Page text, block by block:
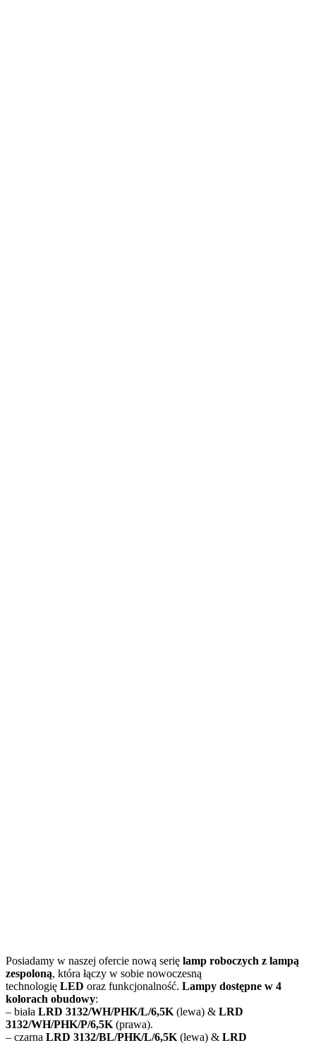
Posiadamy w naszej ofercie nową serię lamp roboczych z lampą
zespoloną, która łączy w sobie nowoczesną
technologię LED oraz funkcjonalność. Lampy dostępne w 4
kolorach obudowy:
– biała LRD 3132/WH/PHK/L/6,5K (lewa) & LRD
3132/WH/PHK/P/6,5K (prawa).
– czarna LRD 3132/BL/PHK/L/6,5K (lewa) & LRD